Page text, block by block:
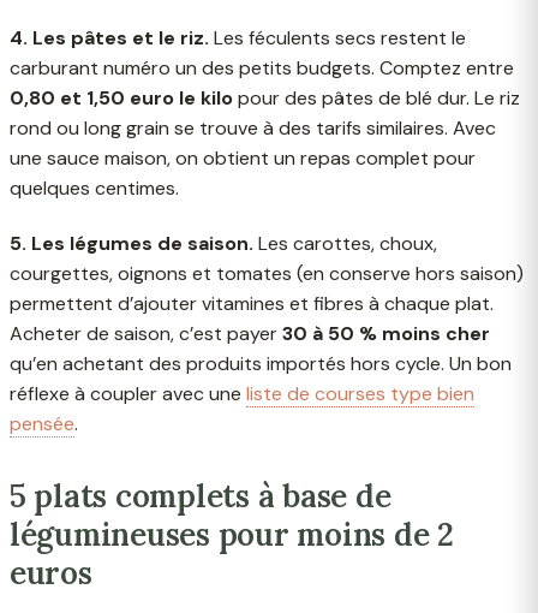
4. Les pâtes et le riz. Les féculents secs restent le
carburant numéro un des petits budgets. Comptez entre
0,80 et 1,50 euro le kilopour des pâtes de blé dur. Le riz
rond ou long grain se trouve à des tarifs similaires. Avec
une sauce maison, on obtient un repas complet pour
quelques centimes.
5. Les légumes de saison. Les carottes, choux,
courgettes, oignons et tomates (en conserve hors saison)
permettent d’ajouter vitamines et fibres à chaque plat.
Acheter de saison, c’est payer30 à 50 % moins cher
qu’en achetant des produits importés hors cycle. Un bon
réflexe à coupler avec une liste de courses type bien
pensée.
5 plats complets à base de
légumineuses pour moins de 2
euros